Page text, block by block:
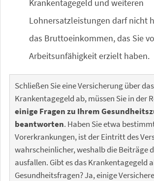
Krankentagegeld und weiteren
Lohnersatzleistungen darf nicht
das Bruttoeinkommen, das Sie
Arbeitsunfähigkeit erzielt haben.
Schließen Sie eine Versicherung über das
Krankentagegeld ab, müssen Sie in der
einige Fragen zu Ihrem
beantworten. Haben Sie etwa
Vorerkrankungen, ist der Eintritt des
wahrscheinlicher, weshalb die Beiträge
ausfallen. Gibt es das Krankentagegeld
Gesundheitsfragen? Ja, einige